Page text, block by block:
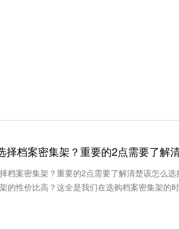
择档案密集架？重要的2点需要了解
档案密集架？重要的2点需要了解清楚该怎么
的性价比高？这全是我们在选购档案密集架